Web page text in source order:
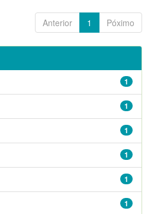
Anterior 1 Póximo
1
1
1
1
1
1